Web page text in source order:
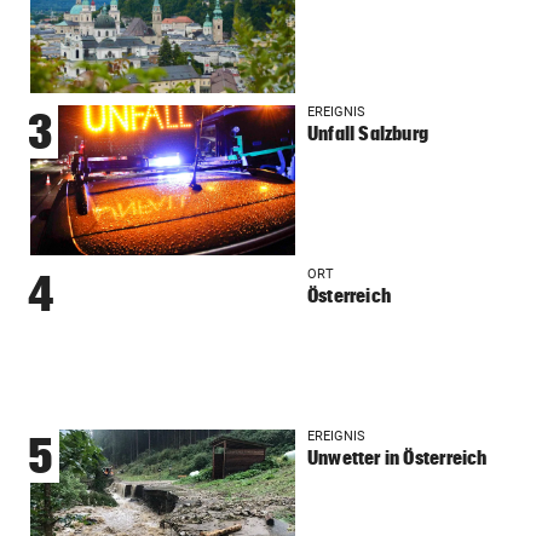
3 EREIGNIS
Unfall Salzburg
4 ORT
Österreich
5 EREIGNIS
Unwetter in Österreich